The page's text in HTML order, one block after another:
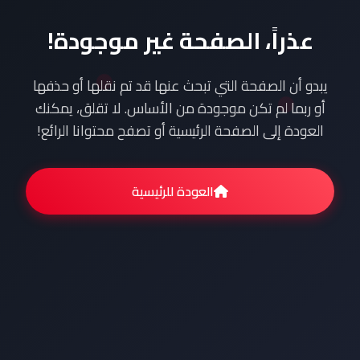
عذراً، الصفحة غير موجودة!
يبدو أن الصفحة التي تبحث عنها قد تم نقلها أو حذفها
أو ربما لم تكن موجودة من الأساس. لا تقلق، يمكنك
العودة إلى الصفحة الرئيسية أو تصفح محتوانا الرائع!
العودة للرئيسية